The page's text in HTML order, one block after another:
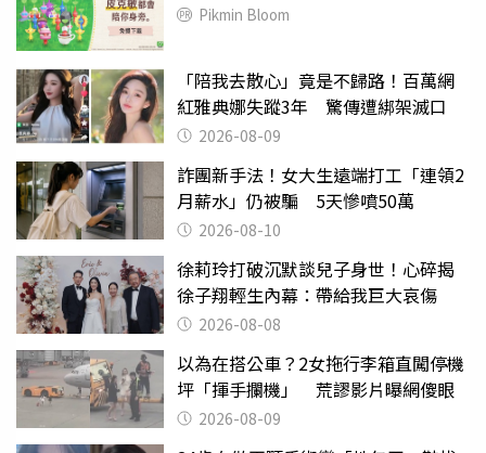
Pikmin Bloom
「陪我去散心」竟是不歸路！百萬網
紅雅典娜失蹤3年 驚傳遭綁架滅口
2026-08-09
詐團新手法！女大生遠端打工「連領2
月薪水」仍被騙 5天慘噴50萬
2026-08-10
徐莉玲打破沉默談兒子身世！心碎揭
徐子翔輕生內幕：帶給我巨大哀傷
2026-08-08
以為在搭公車？2女拖行李箱直闖停機
坪「揮手攔機」 荒謬影片曝網傻眼
2026-08-09